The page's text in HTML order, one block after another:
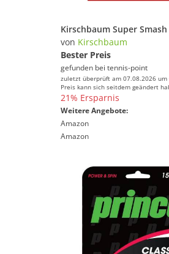
von Kirschbaum
Bester Preis
gefunden bei tennis-point
zuletzt überprüft am 07.08.2026 um
Preis kann sich seitdem geändert
21% Ersparnis
Weitere Angebote:
Amazon
Amazon